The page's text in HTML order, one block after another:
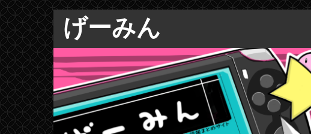
げーみん